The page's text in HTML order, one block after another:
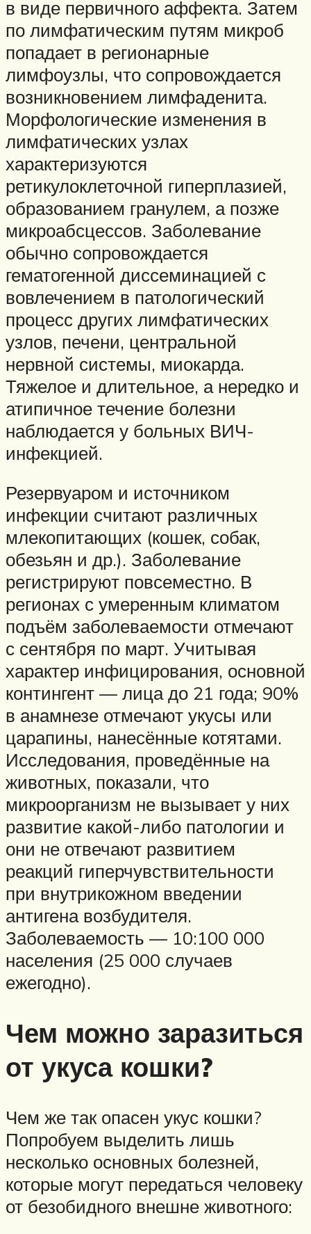
в виде первичного аффекта. Затем
по лимфатическим путям микроб
попадает в регионарные
лимфоузлы, что сопровождается
возникновением лимфаденита.
Морфологические изменения в
лимфатических узлах
характеризуются
ретикулоклеточной гиперплазией,
образованием гранулем, а позже
микроабсцессов. Заболевание
обычно сопровождается
гематогенной диссеминацией с
вовлечением в патологический
процесс других лимфатических
узлов, печени, центральной
нервной системы, миокарда.
Тяжелое и длительное, а нередко и
атипичное течение болезни
наблюдается у больных ВИЧ-
инфекцией.
Резервуаром и источником
инфекции считают различных
млекопитающих (кошек, собак,
обезьян и др.). Заболевание
регистрируют повсеместно. В
регионах с умеренным климатом
подъём заболеваемости отмечают
с сентября по март. Учитывая
характер инфицирования, основной
контингент — лица до 21 года; 90%
в анамнезе отмечают укусы или
царапины, нанесённые котятами.
Исследования, проведённые на
животных, показали, что
микроорганизм не вызывает у них
развитие какой-либо патологии и
они не отвечают развитием
реакций гиперчувствительности
при внутрикожном введении
антигена возбудителя.
Заболеваемость — 10:100 000
населения (25 000 случаев
ежегодно).
Чем можно заразиться
от укуса кошки?
Чем же так опасен укус кошки?
Попробуем выделить лишь
несколько основных болезней,
которые могут передаться человеку
от безобидного внешне животного: